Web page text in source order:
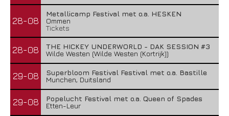
28-08
Metallicamp Festival met o.a. HESKEN
Ommen
Tickets
28-08
THE HICKEY UNDERWORLD - DAK SESSION #3
Wilde Westen (Wilde Westen (Kortrijk))
29-08
Superbloom Festival Festival met o.a. Bastille
Munchen, Duitsland
29-08
Popelucht Festival met o.a. Queen of Spades
Etten-Leur